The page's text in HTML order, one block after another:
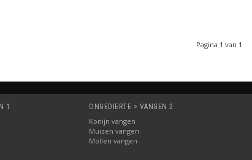
Pagina 1 van 1
1 ONGEDIERTE > VANGEN 2
Konijn vangen
Muizen vangen
Mollen vangen